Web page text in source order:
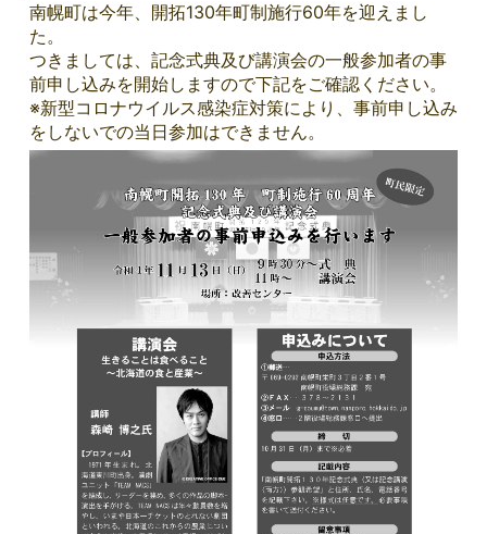
南幌町は今年、開拓130年町制施行60年を迎えまし
た。
つきましては、記念式典及び講演会の一般参加者の事
前申し込みを開始しますので下記をご確認ください。
※新型コロナウイルス感染症対策により、事前申し込み
をしないでの当日参加はできません。